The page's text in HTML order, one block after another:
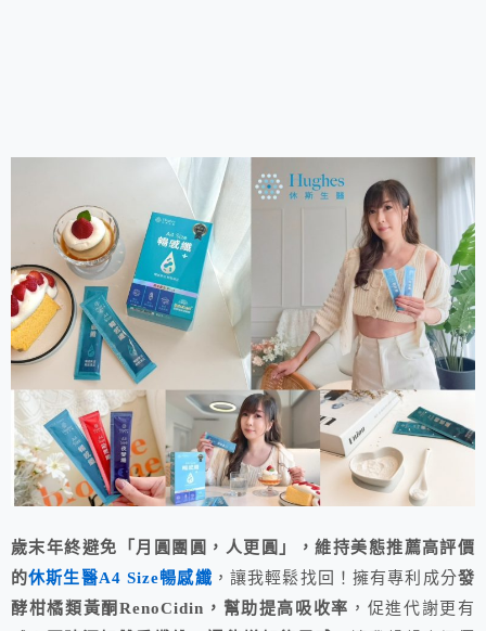
歲末年終避免「月圓團圓，人更圓」，維持美態推薦高評價
的休斯生醫A4 Size暢感纖 ，讓我輕鬆找回！擁有專利成分發
酵柑橘類黃酮RenoCidin，幫助提高吸收率 ，促進代謝更有